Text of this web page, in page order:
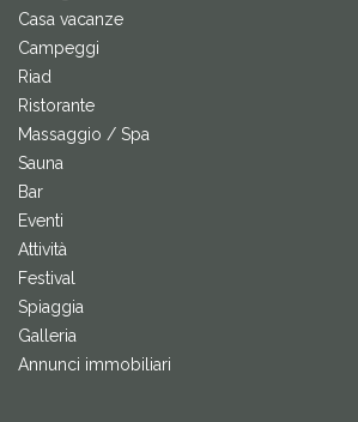
Casa vacanze
Campeggi
Riad
Ristorante
Massaggio / Spa
Sauna
Bar
Eventi
Attività
Festival
Spiaggia
Galleria
Annunci immobiliari